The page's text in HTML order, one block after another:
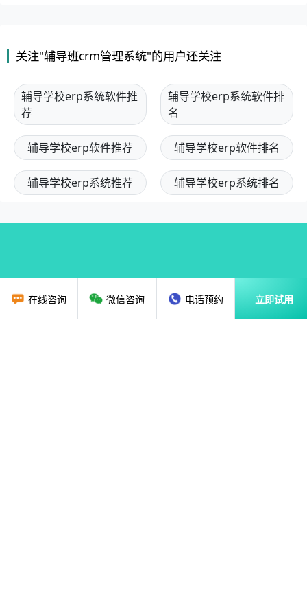
关注"辅导班crm管理系统"的用户还关注
辅导学校erp系统软件推
荐
辅导学校erp系统软件排
名
辅导学校erp软件推荐 辅导学校erp软件排名
辅导学校erp系统推荐 辅导学校erp系统排名
在线咨询 微信咨询 电话预约 立即试用